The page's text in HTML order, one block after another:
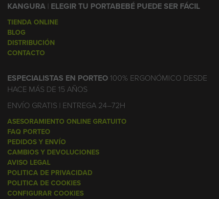
KANGURA | ELEGIR TU PORTABEBÉ PUEDE SER FÁCIL
TIENDA ONLINE
BLOG
DISTRIBUCIÓN
CONTACTO
ESPECIALISTAS EN PORTEO100% ERGONÓMICO DESDE
HACE MÁS DE 15 AÑOS
ENVÍO GRATIS | ENTREGA 24–72H
ASESORAMIENTO ONLINE GRATUITO
FAQ PORTEO
PEDIDOS Y ENVÍO
CAMBIOS Y DEVOLUCIONES
AVISO LEGAL
POLITICA DE PRIVACIDAD
POLITICA DE COOKIES
CONFIGURAR COOKIES